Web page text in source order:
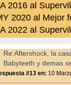
2016 al
2020 al Mejor
2022 al
Re:Aftershock, la
Babyteeth y demas
#13 en: 10